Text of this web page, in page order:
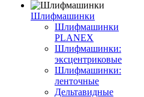
Шлифмашинки
Шлифмашинки
PLANEX
Шлифмашинки:
эксцентриковые
Шлифмашинки:
ленточные
Дельтавидные